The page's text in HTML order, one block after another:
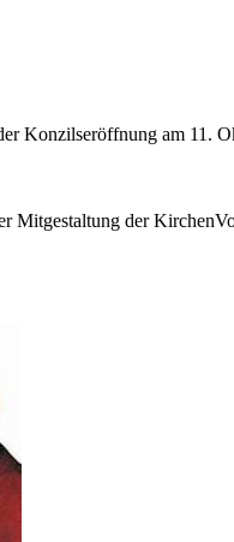
Konzilseröffnung am 11.
Mitgestaltung der